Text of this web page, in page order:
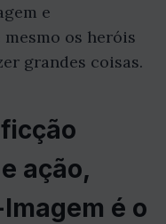
e
os heróis
grandes coisas.
ação,
é o